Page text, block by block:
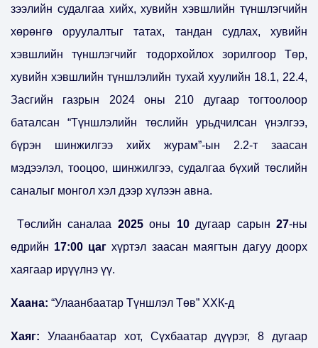
зээлийн судалгаа хийх, хувийн хэвшлийн түншлэгчийн
хөрөнгө оруулалтыг татах, тандан судлах, хувийн
хэвшлийн түншлэгчийг тодорхойлох зорилгоор Төр,
хувийн хэвшлийн түншлэлийн тухай хуулийн 18.1, 22.4,
Засгийн газрын 2024 оны 210 дугаар тогтоолоор
баталсан “Түншлэлийн төслийн урьдчилсан үнэлгээ,
бүрэн шинжилгээ хийх журам”-ын 2.2-т заасан
мэдээлэл, тооцоо, шинжилгээ, судалгаа бүхий төслийн
саналыг монгол хэл дээр хүлээн авна.
Төслийн саналаа 2025 оны 10 дугаар сарын 27-ны
өдрийн 17:00 цаг хүртэл заасан маягтын дагуу доорх
хаягаар ирүүлнэ үү.
Хаана: “Улаанбаатар Түншлэл Төв” ХХК-д
Хаяг: Улаанбаатар хот, Сүхбаатар дүүрэг, 8 дугаар